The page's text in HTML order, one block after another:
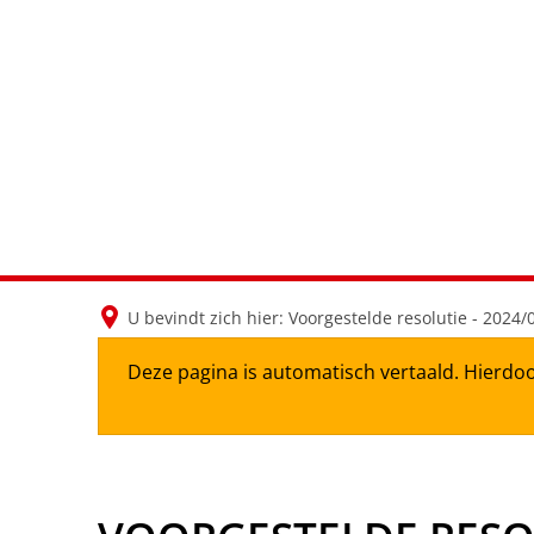
U bevindt zich hier: Voorgestelde resolutie - 2024/
Deze pagina is automatisch vertaald.